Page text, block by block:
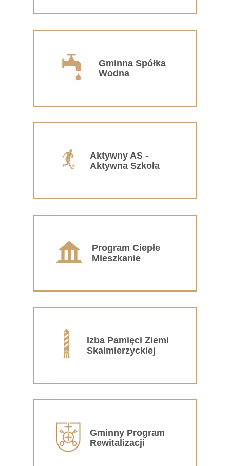
Gminna Spółka
Wodna
Aktywny AS -
Aktywna Szkoła
Program Ciepłe
Mieszkanie
Izba Pamięci Ziemi
Skalmierzyckiej
Gminny Program
Rewitalizacji